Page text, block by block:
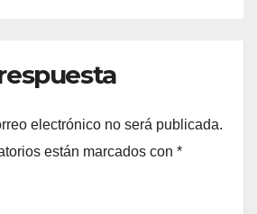
electrónico no será publicada.
están marcados con *